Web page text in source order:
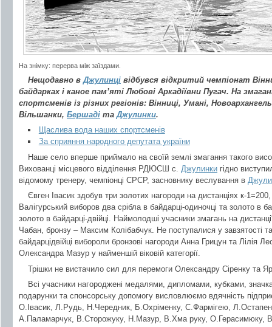
На знімку: перерва між заїздами.
Нещодавно в Джулинці відбувся відкритий чемпіонат
байдарках і каное пам’яті Любові Аркадіївни Пугач. На
спортсменів із різних регіонів: Вінниці, Умані,
Вільшанки, Бершаді та Джулинки.
Щаслива вода наших спортсменів
За сприяння народного депутата україни
Наше село вперше приймало на своїй землі змагання такого
Вихованці місцевого відділення РДЮСШ с. Джулинки гідно
відомому тренеру, чемпіонці СРСР, засновнику веслування в
Євген Івасик здобув три золотих нагороди на дистанціях к-
Валігурський виборов два срібла в байдарці-одиночці та золото в
золото в байдарці-двійці. Наймолодші учасники змагань на
Чабан, бронзу – Максим Колібабчук. Не поступалися у завзятості
байдарцідвійці вибороли бронзові нагороди Анна Грицун та Лілія
Олександра Мазур у найменшій віковій категорії.
Трішки не вистачило сил для перемоги Олександру Сіренку та
Всі учасники нагороджені медалями, дипломами, кубками,
подарунки та спонсорську допомогу висловлюємо вдячність
О.Івасик, Л.Рудь, Н.Чередник, Б.Охріменку, С.Фармігею,
А.Паламарчук, В.Сторожуку, Н.Мазур, В.Хма руку, О.Герасимюку,